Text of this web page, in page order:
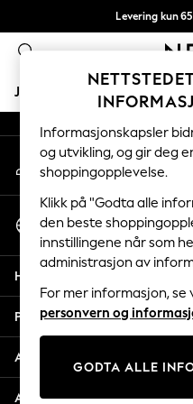
Levering kun
Vi betaler
JENTER GUTTER BABY
GIRLS
New In
50 - 92cm
98 - 110cm
116 - 134cm
140 - 174cm
Trending: Top &
Trending: Clogs
Toy Story
THE SET
Coats & Jackets
Sweatshirts &
An error occurred on client
Våre
Min konto
Logg inn på kontoen din
Velg Språk
Norsk
Hjelp
Personvern & Juridisk
Avdelinger
Andre tjenester
Informasjonskapsler
og utvikling, og gir deg
shoppingopplevelse.
Klikk på "Godta alle
den beste
innstillingene når som
administrasjon av
For mer informasjon, se
personvern og
GODTA ALLE